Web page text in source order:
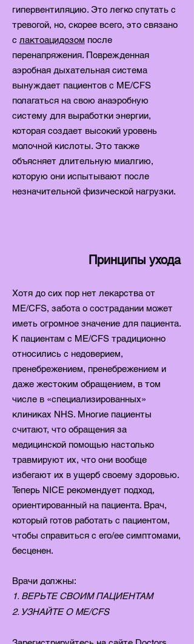
гипервентиляцию. Это легко спутать с
тревогой, но, скорее всего, это связано
с лактоацидозом после
перенапряжения. Поврежденная
аэробная дыхательная система
вынуждает пациентов с ME/CFS
полагаться на свою анаэробную
систему для выработки энергии,
которая создает высокий уровень
молочной кислоты. Это также
объясняет длительную миалгию,
которую они испытывают после
незначительной физической нагрузки.
Принципы ухода
Хотя до сих пор нет лекарства от
ME/CFS, забота о сострадании может
иметь огромное значение для пациента.
К пациентам с ME/CFS традиционно
относились с недоверием,
пренебрежением, пренебрежением и
даже жестоким обращением, в том
числе в «специализированных»
клиниках NHS. Многие пациенты
считают, что обращения за
медицинской помощью настолько
травмируют их, что они вообще
избегают их в ущерб своему здоровью.
Теперь NICE рекомендует подход,
ориентированный на пациента. Врач,
который готов работать с пациентом,
чтобы справиться с его/ее симптомами,
бесценен.
Врачи должны:
1. ВЕРЬТЕ СВОИМ ПАЦИЕНТАМ
2. УЗНАЙТЕ О ME/CFS